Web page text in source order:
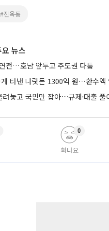
#진옥동
뉴스
전…호남 앞두고 주도권 다툼
타낸 나랏돈 1300억 원…환수액
려놓고 국민만 잡아⋯규제·대출 풀
화나요
0